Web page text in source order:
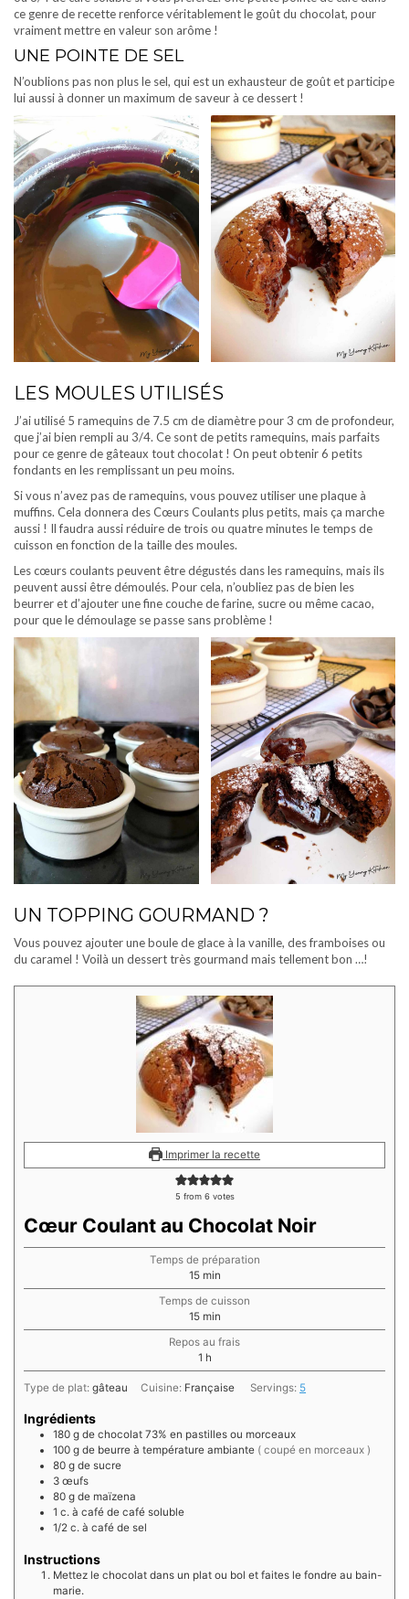
ce genre de recette renforce véritablement le goût du chocolat, pour
vraiment mettre en valeur son arôme !
UNE POINTE DE SEL
N’oublions pas non plus le sel, qui est un exhausteur de goût et participe
lui aussi à donner un maximum de saveur à ce dessert !
LES MOULES UTILISÉS
J’ai utilisé 5 ramequins de 7.5 cm de diamètre pour 3 cm de profondeur,
que j’ai bien rempli au 3/4. Ce sont de petits ramequins, mais parfaits
pour ce genre de gâteaux tout chocolat ! On peut obtenir 6 petits
fondants en les remplissant un peu moins.
Si vous n’avez pas de ramequins, vous pouvez utiliser une plaque à
muffins. Cela donnera des Cœurs Coulants plus petits, mais ça marche
aussi ! Il faudra aussi réduire de trois ou quatre minutes le temps de
cuisson en fonction de la taille des moules.
Les cœurs coulants peuvent être dégustés dans les ramequins, mais ils
peuvent aussi être démoulés. Pour cela, n’oubliez pas de bien les
beurrer et d’ajouter une fine couche de farine, sucre ou même cacao,
pour que le démoulage se passe sans problème !
UN TOPPING GOURMAND ?
Vous pouvez ajouter une boule de glace à la vanille, des framboises ou
du caramel ! Voilà un dessert très gourmand mais tellement bon …!
Imprimer la recette
5 from 6votes
Cœur Coulant au Chocolat Noir
Temps de préparation
15minutes
min
Temps de cuisson
15minutes
min
Repos au frais
1heure
h
Type de plat: gâteau Cuisine: Française Servings: 5
Ingrédients
180 g de chocolat 73% en pastilles ou morceaux
100 g de beurre à température ambiante ( coupé en morceaux )
80 g de sucre
3 œufs
80 g de maïzena
1 c. à café de café soluble
1/2 c. à café de sel
Instructions
Mettez le chocolat dans un plat ou bol et faites le fondre au bain-
marie.